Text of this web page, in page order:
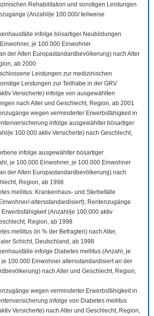
Rehabilitation und sonstigen Leistungen
(Anzahl/je 100.000/ teilweise
infolge bösartiger Neubildungen
je 100.000 Einwohner
der Alten Europastandardbevölkerung) nach Alter
ab 2000
Leistungen zur medizinischen
Leistungen zur Teilhabe in der GRV
Versicherte) infolge von ausgewählten
nach Alter und Geschlecht, Region, ab 2001
wegen verminderter Erwerbsfähigkeit in
infolge ausgewählter bösartiger
je 100.000 aktiv Versicherte) nach Geschlecht,
infolge ausgewählter bösartiger
je 100.000 Einwohner, je 100.000 Einwohner
der Alten Europastandardbevölkerung) nach
Region, ab 1998
mellitus: Krankenhaus- und Sterbefälle
altersstandardisiert); Rentenzugänge
(Anzahl/je 100.000 aktiv
Region, ab 1998
mellitus (in % der Befragten) nach Alter,
Schicht, Deutschland, ab 1998
infolge Diabetes mellitus (Anzahl, je
100.000 Einwohner altersstandardisiert an der
nach Alter und Geschlecht, Region,
wegen verminderter Erwerbsfähigkeit in
infolge von Diabetes mellitus
Versicherte) nach Alter und Geschlecht, Region,